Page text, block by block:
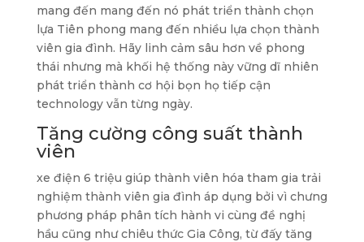
mang đến mang đến nó phát triển thành chọn
lựa Tiên phong mang đến nhiều lựa chọn thành
viên gia đình. Hãy linh cảm sâu hơn về phong
thái nhưng mà khối hệ thống này vững dĩ nhiên
phát triển thành cơ hội bọn họ tiếp cận
technology vẫn từng ngày.
Tăng cường công suất thành
viên
xe điện 6 triệu giúp thành viên hóa tham gia trải
nghiệm thành viên gia đình áp dụng bởi vì chưng
phương pháp phân tích hành vi cùng đề nghị
hầu cũng như chiêu thức Gia Công, từ đấy tăng